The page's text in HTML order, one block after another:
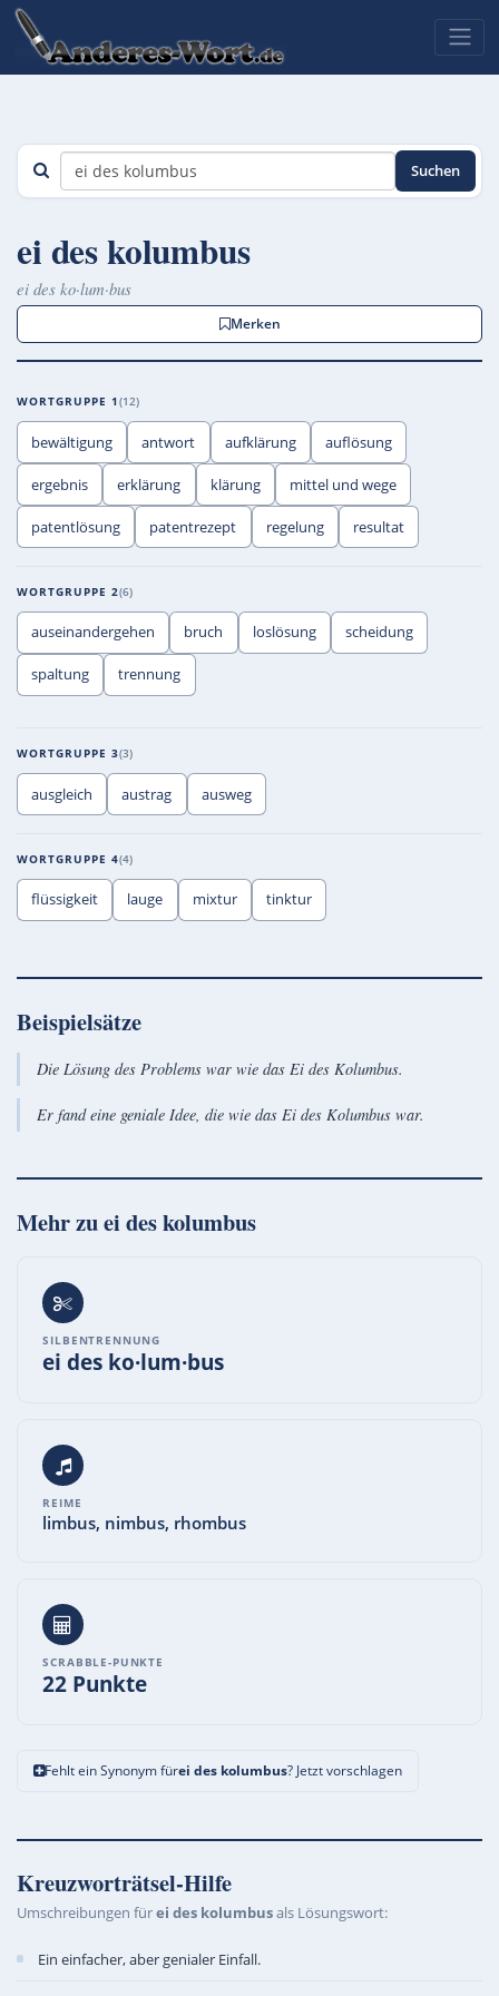
Suchen
ei des kolumbus
ei des ko·lum·bus
Merken
WORTGRUPPE 1 12
bewältigung antwort aufklärung auflösung
ergebnis erklärung klärung mittel und wege
patentlösung patentrezept regelung resultat
WORTGRUPPE 2 6
auseinandergehen bruch loslösung scheidung
spaltung trennung
WORTGRUPPE 3 3
ausgleich austrag ausweg
WORTGRUPPE 4 4
flüssigkeit lauge mixtur tinktur
Beispielsätze
Die Lösung des Problems war wie das Ei des Kolumbus.
Er fand eine geniale Idee, die wie das Ei des Kolumbus war.
Mehr zuei des kolumbus
SILBENTRENNUNG
ei des ko·lum·bus
REIME
limbus, nimbus, rhombus
SCRABBLE-PUNKTE
22 Punkte
Fehlt ein Synonym fürei des kolumbus? Jetzt vorschlagen
Kreuzworträtsel-Hilfe
Umschreibungen fürei des kolumbusals Lösungswort:
Ein einfacher, aber genialer Einfall.